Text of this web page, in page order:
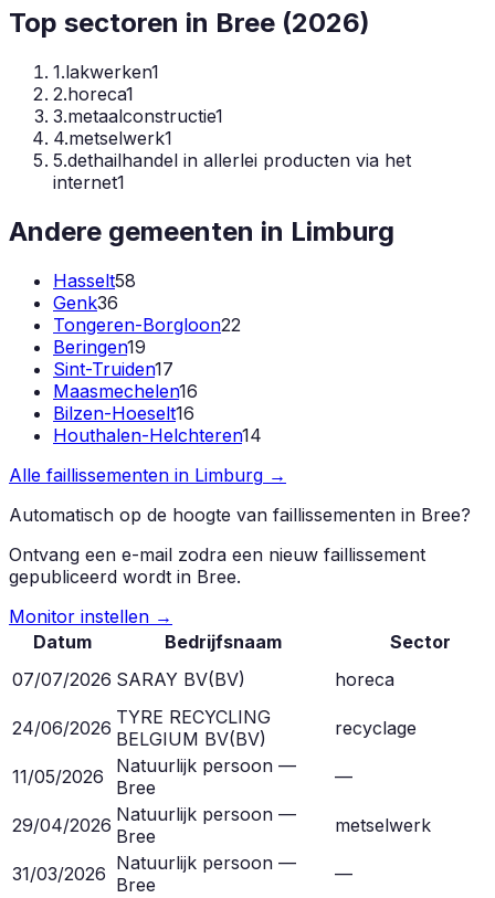
Top sectoren in Bree (2026)
1.lakwerken1
2.horeca1
3.metaalconstructie1
4.metselwerk1
5.dethailhandel in allerlei producten via het
internet1
Andere gemeenten in Limburg
Hasselt58
Genk36
Tongeren-Borgloon22
Beringen19
Sint-Truiden17
Maasmechelen16
Bilzen-Hoeselt16
Houthalen-Helchteren14
Alle faillissementen in Limburg →
Automatisch op de hoogte van faillissementen in Bree?
Ontvang een e-mail zodra een nieuw faillissement
gepubliceerd wordt in Bree.
Monitor instellen →
Datum
Bedrijfsnaam
Sector
07/07/2026 SARAY BV(BV) horeca
24/06/2026 TYRE RECYCLING
BELGIUM BV(BV) recyclage
11/05/2026
Natuurlijk persoon —
Bree
—
29/04/2026 Natuurlijk persoon —
Bree
metselwerk
31/03/2026 Natuurlijk persoon —
Bree
—